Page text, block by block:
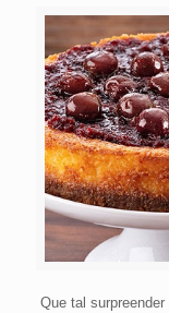
Que tal